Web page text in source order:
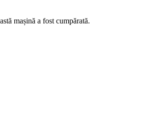
mașină a fost cumpărată.